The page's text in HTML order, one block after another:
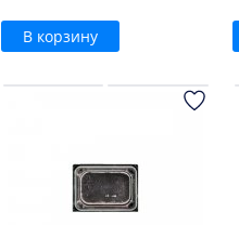
В корзину